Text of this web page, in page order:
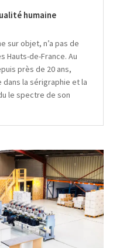
humaine
sur objet, n’a pas de
Hauts-de-France. Au
près de 20 ans,
la sérigraphie et la
le spectre de son